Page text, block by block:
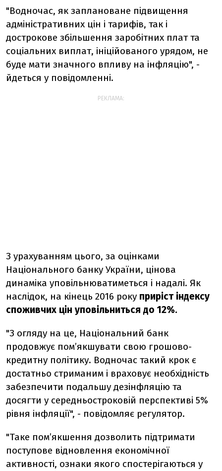
"Водночас, як заплановане підвищення
адміністративних цін і тарифів, так і
дострокове збільшення заробітних плат та
соціальних виплат, ініційованого урядом, не
буде мати значного впливу на інфляцію", -
йдеться у повідомленні.
РЕКЛАМА:
З урахуванням цього, за оцінками
Національного банку України, цінова
динаміка уповільнюватиметься і надалі. Як
наслідок, на кінець 2016 року приріст індексу
споживчих цін уповільниться до 12%.
"З огляду на це, Національний банк
продовжує пом’якшувати свою грошово-
кредитну політику. Водночас такий крок є
достатньо стриманим і враховує необхідність
забезпечити подальшу дезінфляцію та
досягти у середньостроковій перспективі 5%
рівня інфляції", - повідомляє регулятор.
"Таке пом’якшення дозволить підтримати
поступове відновлення економічної
активності, ознаки якого спостерігаються у